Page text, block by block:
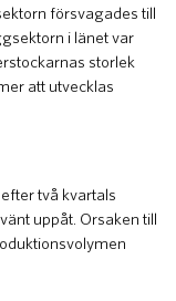
försvagades till
i länet var
storlek
att utvecklas
två kvartals
uppåt. Orsaken till